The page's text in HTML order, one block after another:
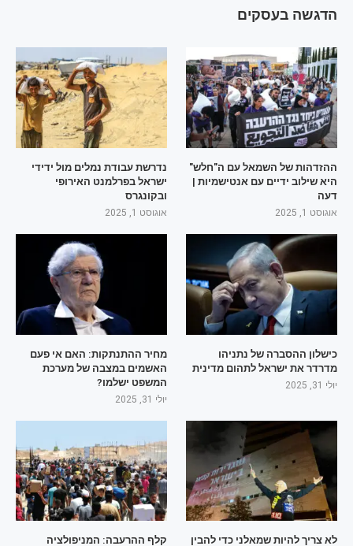
הדגשה בעסקים
ההזדהות של השמאל עם ה"חלש"
היא שילוב ידיים עם אנטישמיות |
דעה
אוגוסט 1, 2025
נדרשת עבודת נמלים מול ידידי
ישראל בפרלמנט האירופי
ובקונגרס
אוגוסט 1, 2025
כישלון ההסברה של נתניהו
מדרדר את ישראל לתהום מדינית
יולי 31, 2025
מחיר ההתנתקות: האם אי פעם
האשמים במצבה של מערכת
המשפט ישלמו?
יולי 31, 2025
לא צריך להיות שמאלני כדי להבין
קלף ההרעבה: המניפולציה